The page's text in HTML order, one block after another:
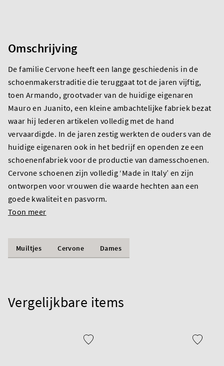
Omschrijving
De familie Cervone heeft een lange geschiedenis in de
schoenmakerstraditie die teruggaat tot de jaren vijftig,
toen Armando, grootvader van de huidige eigenaren
Mauro en Juanito, een kleine ambachtelijke fabriek bezat
waar hij lederen artikelen volledig met de hand
vervaardigde. In de jaren zestig werkten de ouders van de
huidige eigenaren ook in het bedrijf en openden ze een
schoenenfabriek voor de productie van damesschoenen.
Cervone schoenen zijn volledig ‘Made in Italy’ en zijn
ontworpen voor vrouwen die waarde hechten aan een
goede kwaliteit en pasvorm.
Toon meer
Muiltjes Cervone Dames
Vergelijkbare items